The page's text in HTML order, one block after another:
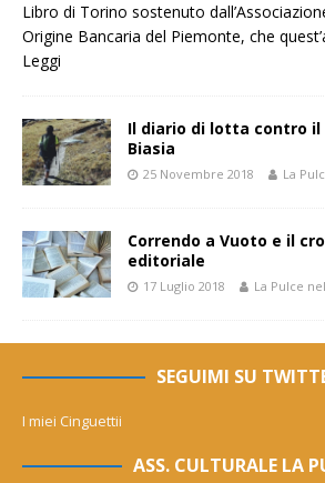
Libro di Torino sostenuto
Origine Bancaria del Piemonte, che
Leggi
Il diario di lotta contro il
Biasia
25 Novembre 2018 La
Correndo a Vuoto e il
editoriale
17 Luglio 2018 La Pulce
SEGUIMI SU
I miei Cinguettii
ASS. CULTURALE LA